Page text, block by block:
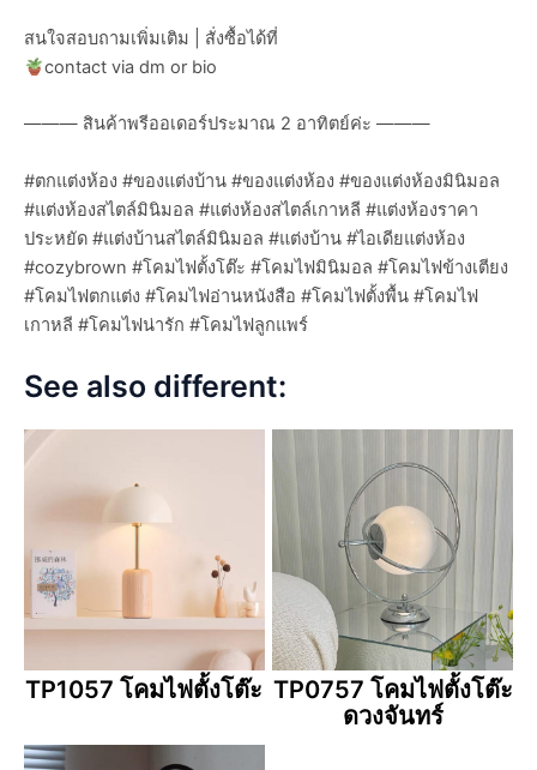
สนใจสอบถามเพิ่มเติม | สั่งซื้อได้ที่
contact via dm or bio
——— สินค้าพรีออเดอร์ประมาณ 2 อาทิตย์ค่ะ ———
#ตกแต่งห้อง #ของแต่งบ้าน #ของแต่งห้อง #ของแต่งห้องมินิมอล
#แต่งห้องสไตล์มินิมอล #แต่งห้องสไตล์เกาหลี #แต่งห้องราคา
ประหยัด #แต่งบ้านสไตล์มินิมอล #แต่งบ้าน #ไอเดียแต่งห้อง
#cozybrown #โคมไฟตั้งโต๊ะ #โคมไฟมินิมอล #โคมไฟข้างเตียง
#โคมไฟตกแต่ง #โคมไฟอ่านหนังสือ #โคมไฟตั้งพื้น #โคมไฟ
เกาหลี #โคมไฟน่ารัก #โคมไฟลูกแพร์
See also different:
TP1057 โคมไฟตั้งโต๊ะ TP0757 โคมไฟตั้งโต๊ะ
ดวงจันทร์